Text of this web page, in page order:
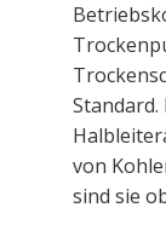
von
sind sie